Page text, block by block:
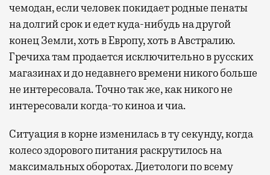
чемодан, если человек покидает родные пенаты
на долгий срок и едет куда-нибудь на другой
конец Земли, хоть в Европу, хоть в Австралию.
Гречиха там продается исключительно в русских
магазинах и до недавнего времени никого больше
не интересовала. Точно так же, как никого не
интересовали когда-то киноа и чиа.
Ситуация в корне изменилась в ту секунду, когда
колесо здорового питания раскрутилось на
максимальных оборотах. Диетологи по всему